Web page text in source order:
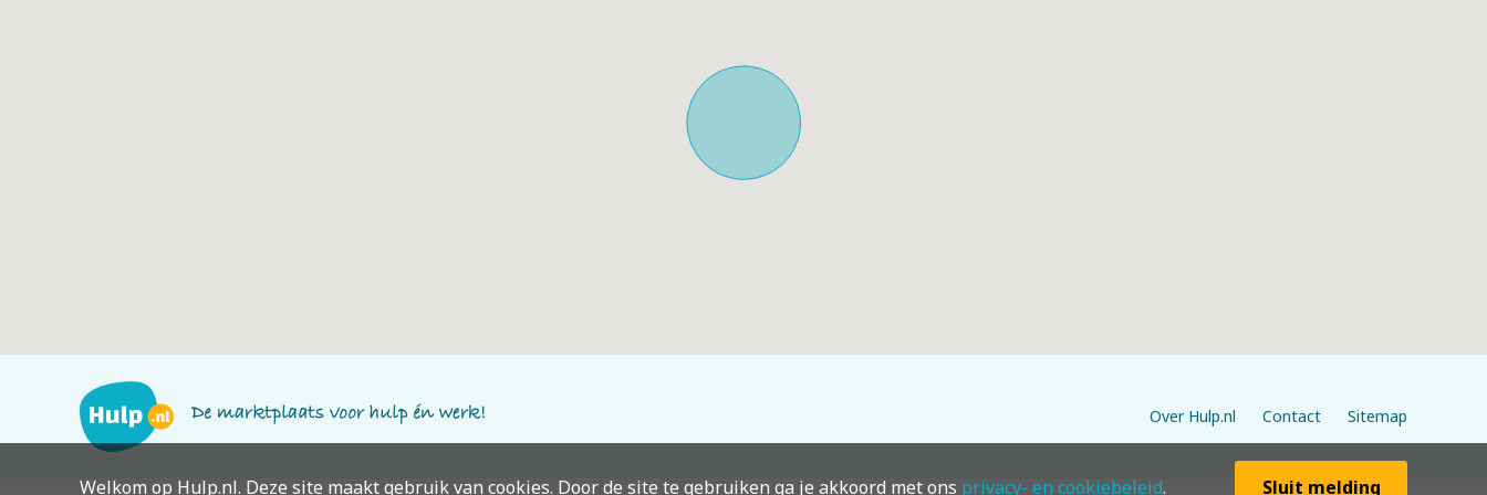
Over Hulp.nl Contact Sitemap
Welkom op Hulp.nl. Deze site maakt gebruik van cookies. Door de site te gebruiken ga je akkoord met ons privacy- en cookiebeleid. Sluit melding